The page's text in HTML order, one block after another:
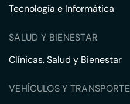
Tecnología e Informática
SALUD Y BIENESTAR
Clínicas, Salud y Bienestar
VEHÍCULOS Y TRANSPORTE